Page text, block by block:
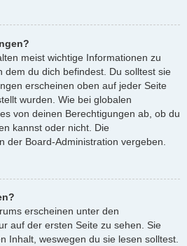
meist wichtige Informationen zu
dem du dich befindest. Du solltest sie
erscheinen oben auf jeder Seite
wurden. Wie bei globalen
von deinen Berechtigungen ab, ob du
kannst oder nicht. Die
der Board-Administration vergeben.
erscheinen unter den
auf der ersten Seite zu sehen. Sie
Inhalt, weswegen du sie lesen solltest.